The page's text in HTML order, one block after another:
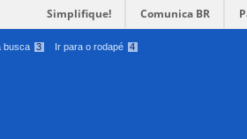
Simplifique! Comunica BR
busca 3 Ir para o rodapé 4